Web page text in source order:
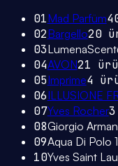
01Mad Parfüm
02Bargello20
03LumenaScent
04AVON21
05Imprime4
06ILLUSIONE
07Yves Rocher3
08Giorgio
09Aqua Di Polo
10Yves Saint